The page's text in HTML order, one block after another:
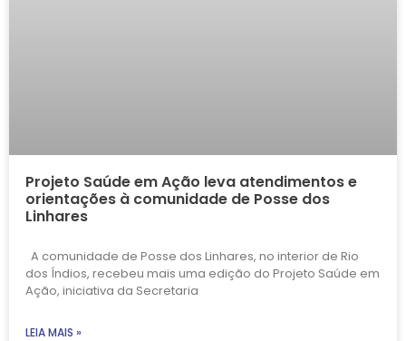
Projeto Saúde em Ação leva atendimentos e
orientações à comunidade de Posse dos
Linhares
A comunidade de Posse dos Linhares, no interior de Rio
dos Índios, recebeu mais uma edição do Projeto Saúde em
Ação, iniciativa da Secretaria
LEIA MAIS »